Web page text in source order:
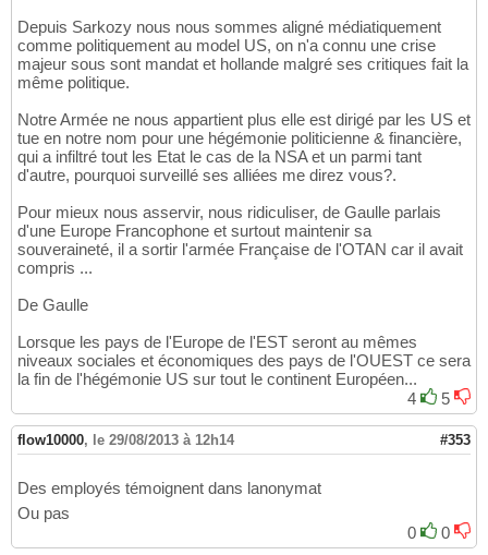
Depuis Sarkozy nous nous sommes aligné médiatiquement
comme politiquement au model US, on n'a connu une crise
majeur sous sont mandat et hollande malgré ses critiques fait la
même politique.
Notre Armée ne nous appartient plus elle est dirigé par les US et
tue en notre nom pour une hégémonie politicienne & financière,
qui a infiltré tout les Etat le cas de la NSA et un parmi tant
d'autre, pourquoi surveillé ses alliées me direz vous?.
Pour mieux nous asservir, nous ridiculiser, de Gaulle parlais
d'une Europe Francophone et surtout maintenir sa
souveraineté, il a sortir l'armée Française de l'OTAN car il avait
compris ...
De Gaulle
Lorsque les pays de l'Europe de l'EST seront au mêmes
niveaux sociales et économiques des pays de l'OUEST ce sera
la fin de l'hégémonie US sur tout le continent Européen...
4
5
flow10000, le 29/08/2013 à 12h14 #353
Des employés témoignent dans lanonymat
Ou pas
0
0